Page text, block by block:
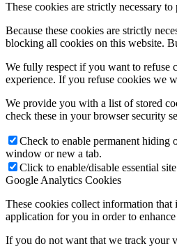
These cookies are strictly necessary
Because these cookies are strictly
blocking all cookies on this website.
We fully respect if you want to refuse
experience. If you refuse cookies we
We provide you with a list of stored
check these in your browser security
Check to enable permanent hiding
window or new a tab.
Click to enable/disable essential
Google Analytics Cookies
These cookies collect information that
application for you in order to
If you do not want that we track your